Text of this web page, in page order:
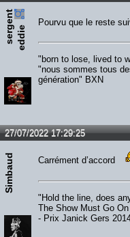
s
e
rg
e
n
t
e
d
d
ie
Pourvu que le reste
"born to lose, lived to
"nous sommes tous
génération" BXN
27/07/2022 17:29:25
Simbaud Carrément d’accord
"Hold the line, does
The Show Must Go On
- Prix Janick Gers